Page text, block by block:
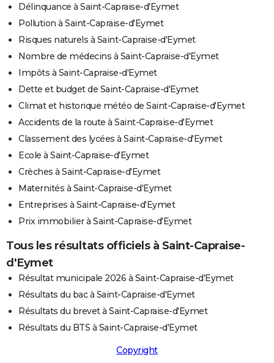
Délinquance à Saint-Capraise-d'Eymet
Pollution à Saint-Capraise-d'Eymet
Risques naturels à Saint-Capraise-d'Eymet
Nombre de médecins à Saint-Capraise-d'Eymet
Impôts à Saint-Capraise-d'Eymet
Dette et budget de Saint-Capraise-d'Eymet
Climat et historique météo de Saint-Capraise-d'Eymet
Accidents de la route à Saint-Capraise-d'Eymet
Classement des lycées à Saint-Capraise-d'Eymet
Ecole à Saint-Capraise-d'Eymet
Crèches à Saint-Capraise-d'Eymet
Maternités à Saint-Capraise-d'Eymet
Entreprises à Saint-Capraise-d'Eymet
Prix immobilier à Saint-Capraise-d'Eymet
Tous les résultats officiels à Saint-Capraise-
d'Eymet
Résultat municipale 2026 à Saint-Capraise-d'Eymet
Résultats du bac à Saint-Capraise-d'Eymet
Résultats du brevet à Saint-Capraise-d'Eymet
Résultats du BTS à Saint-Capraise-d'Eymet
Copyright